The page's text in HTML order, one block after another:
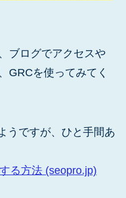
ブログでアクセスや
GRCを使ってみてく
うですが、ひと手間あ
る方法 (seopro.jp)